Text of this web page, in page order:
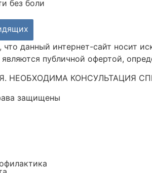
без боли
данный интернет-сайт носит
публичной офертой,
НЕОБХОДИМА КОНСУЛЬТАЦИЯ
защищены